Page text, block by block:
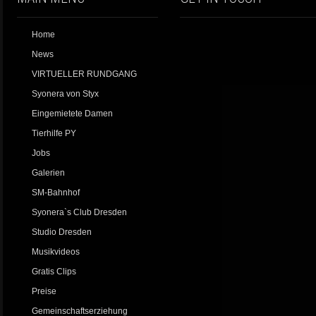
Home
News
VIRTUELLER RUNDGANG
Syonera von Styx
Eingemietete Damen
Tierhilfe PY
Jobs
Galerien
SM-Bahnhof
Syonera`s Club Dresden
Studio Dresden
Musikvideos
Gratis Clips
Preise
Gemeinschaftserziehung